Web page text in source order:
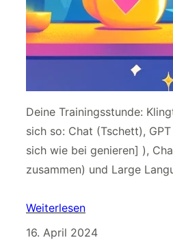
Deine Trainingsstunde:
sich so: Chat (Tschett),
sich wie bei genieren] ),
zusammen) und Large
Weiterlesen
16. April 2024